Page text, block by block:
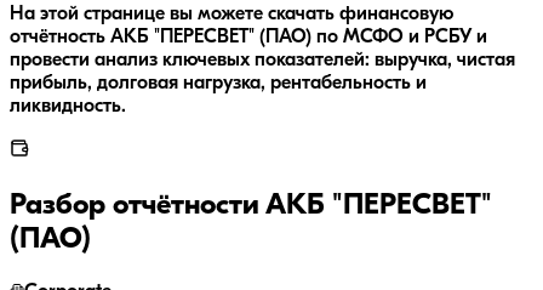
На этой странице вы можете скачать финансовую
отчётность АКБ "ПЕРЕСВЕТ" (ПАО) по МСФО и РСБУ и
провести анализ ключевых показателей: выручка, чистая
прибыль, долговая нагрузка, рентабельность и
ликвидность.
Разбор отчётности АКБ "ПЕРЕСВЕТ"
(ПАО)